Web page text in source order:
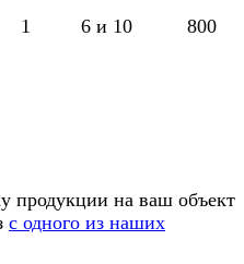
1 6 и 10 800
продукции на ваш объект
с одного из наших